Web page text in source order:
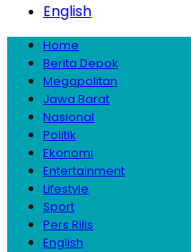
English
Home
Berita Depok
Megapolitan
Jawa Barat
Nasional
Politik
Ekonomi
Entertainment
Lifestyle
Sport
Pers Rilis
English